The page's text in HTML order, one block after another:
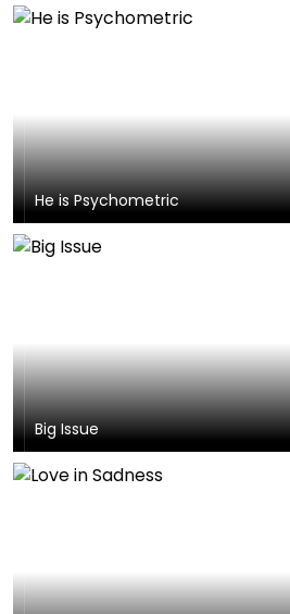
He is Psychometric
Big Issue